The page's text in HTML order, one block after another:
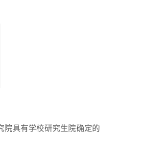
院具有学校研究生院确定的